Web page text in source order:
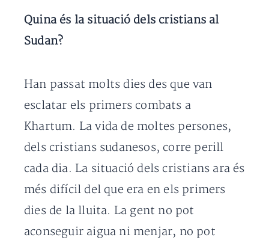
Quina és la situació dels cristians al
Sudan?
Han passat molts dies des que van
esclatar els primers combats a
Khartum. La vida de moltes persones,
dels cristians sudanesos, corre perill
cada dia. La situació dels cristians ara és
més difícil del que era en els primers
dies de la lluita. La gent no pot
aconseguir aigua ni menjar, no pot